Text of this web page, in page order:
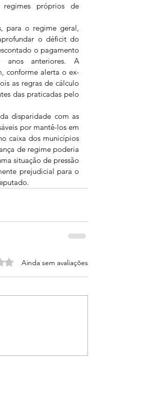
próprios de
para o regime geral,
o déficit do
o pagamento
anos anteriores. A
conforme alerta o ex-
as regras de cálculo
das praticadas pelo
disparidade com as
por mantê-los em
caixa dos municípios
de regime poderia
situação de pressão
prejudicial para o
0 de 5 estrelas.
Ainda sem avaliações